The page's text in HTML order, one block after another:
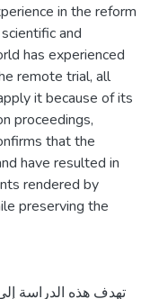
in the reform
and
has experienced
remote trial, all
it because of its
proceedings,
that the
have resulted in
rendered by
preserving the
تهدف هذه الدراسة